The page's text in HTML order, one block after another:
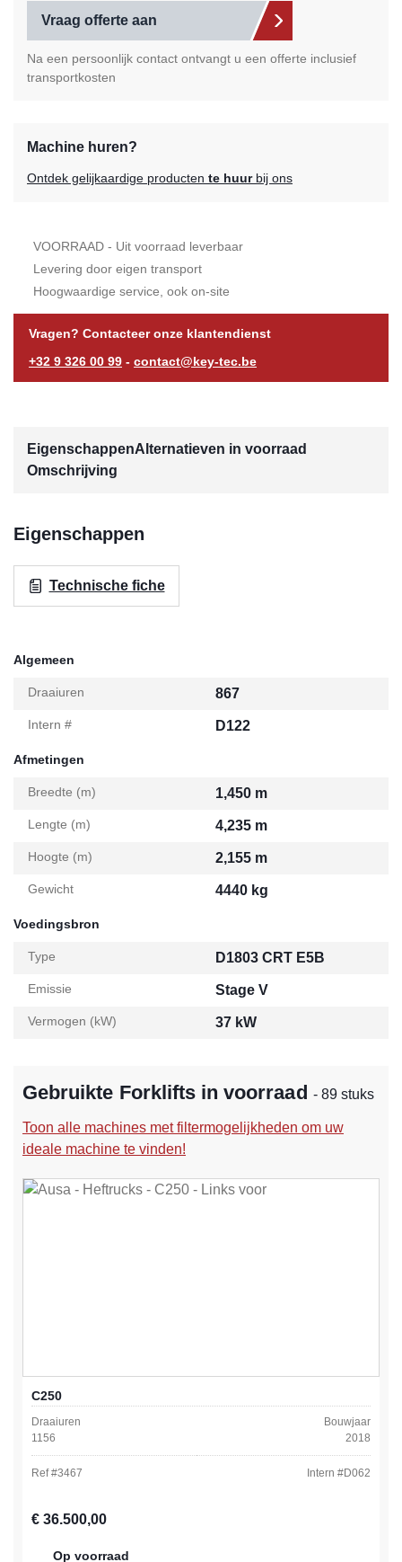
Vraag offerte aan
Na een persoonlijk contact ontvangt u een offerte inclusief
transportkosten
Machine huren?
Ontdek gelijkaardige producten te huurbij ons
VOORRAAD - Uit voorraad leverbaar
Levering door eigen transport
Hoogwaardige service, ook on-site
Vragen? Contacteer onze klantendienst
+32 9 326 00 99 - contact@key-tec.be
EigenschappenAlternatieven in voorraad
Omschrijving
Eigenschappen
Technische fiche
Algemeen
Draaiuren 867
Intern # D122
Afmetingen
Breedte (m) 1,450 m
Lengte (m) 4,235 m
Hoogte (m) 2,155 m
Gewicht 4440 kg
Voedingsbron
Type D1803 CRT E5B
Emissie Stage V
Vermogen (kW) 37 kW
Gebruikte Forklifts in voorraad - 89 stuks
Toon alle machines met filtermogelijkheden om uw
ideale machine te vinden!
C250
Draaiuren
1156
Bouwjaar
2018
Ref #3467 Intern #D062
Normale prijs:
€ 36.500,00
Op voorraad